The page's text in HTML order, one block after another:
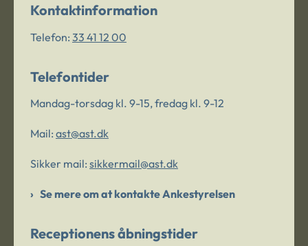
Kontaktinformation
Telefon: 33 41 12 00
Telefontider
Mandag-torsdag kl. 9-15, fredag kl. 9-12
Mail: ast@ast.dk
Sikker mail: sikkermail@ast.dk
Se mere om at kontakte Ankestyrelsen
Receptionens åbningstider